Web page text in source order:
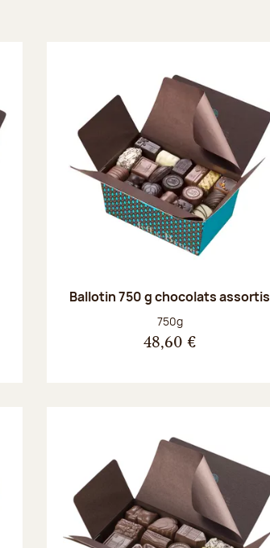
Ballotin 750 g chocolats assortis
Poids net :
750g
48,60 €